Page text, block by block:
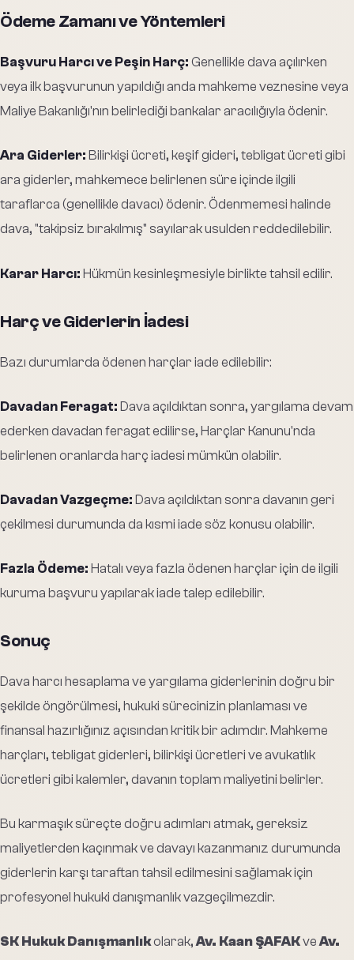
Ödeme Zamanı ve Yöntemleri
Başvuru Harcı ve Peşin Harç: Genellikle dava açılırken
veya ilk başvurunun yapıldığı anda mahkeme veznesine veya
Maliye Bakanlığı'nın belirlediği bankalar aracılığıyla ödenir.
Ara Giderler: Bilirkişi ücreti, keşif gideri, tebligat ücreti gibi
ara giderler, mahkemece belirlenen süre içinde ilgili
taraflarca (genellikle davacı) ödenir. Ödenmemesi halinde
dava, "takipsiz bırakılmış" sayılarak usulden reddedilebilir.
Karar Harcı: Hükmün kesinleşmesiyle birlikte tahsil edilir.
Harç ve Giderlerin İadesi
Bazı durumlarda ödenen harçlar iade edilebilir:
Davadan Feragat: Dava açıldıktan sonra, yargılama devam
ederken davadan feragat edilirse, Harçlar Kanunu'nda
belirlenen oranlarda harç iadesi mümkün olabilir.
Davadan Vazgeçme: Dava açıldıktan sonra davanın geri
çekilmesi durumunda da kısmi iade söz konusu olabilir.
Fazla Ödeme: Hatalı veya fazla ödenen harçlar için de ilgili
kuruma başvuru yapılarak iade talep edilebilir.
Sonuç
Dava harcı hesaplama ve yargılama giderlerinin doğru bir
şekilde öngörülmesi, hukuki sürecinizin planlaması ve
finansal hazırlığınız açısından kritik bir adımdır. Mahkeme
harçları, tebligat giderleri, bilirkişi ücretleri ve avukatlık
ücretleri gibi kalemler, davanın toplam maliyetini belirler.
Bu karmaşık süreçte doğru adımları atmak, gereksiz
maliyetlerden kaçınmak ve davayı kazanmanız durumunda
giderlerin karşı taraftan tahsil edilmesini sağlamak için
profesyonel hukuki danışmanlık vazgeçilmezdir.
SK Hukuk Danışmanlıkolarak,Av. Kaan ŞAFAKveAv.